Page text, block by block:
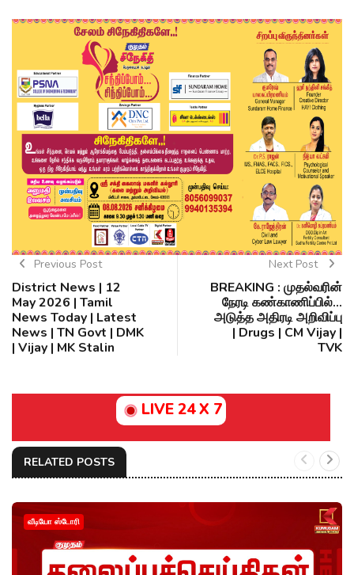
Previous Post
District News | 12
May 2026 | Tamil
News Today | Latest
News | TN Govt | DMK
| Vijay | MK Stalin
Next Post
BREAKING : முதல்வரின்
நேரடி கண்காணிப்பில்...
அடுத்த அதிரடி அறிவிப்பு
| Drugs | CM Vijay |
TVK
LIVE 24 X 7
RELATED POSTS
வீடியோ ஸ்டோரி